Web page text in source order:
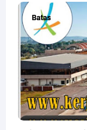
Batas
Batas